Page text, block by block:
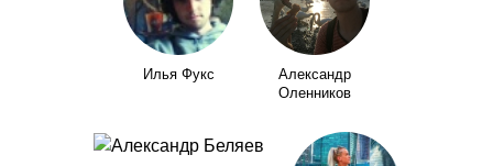
Илья Фукс
Александр
Оленников